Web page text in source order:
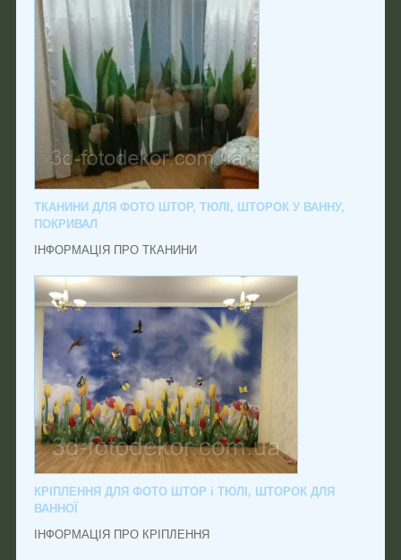
ТКАНИНИ ДЛЯ ФОТО ШТОР, ТЮЛІ, ШТОРОК У ВАННУ,
ПОКРИВАЛ
ІНФОРМАЦІЯ ПРО ТКАНИНИ
КРІПЛЕННЯ ДЛЯ ФОТО ШТОР і ТЮЛІ, ШТОРОК ДЛЯ
ВАННОЇ
ІНФОРМАЦІЯ ПРО КРІПЛЕННЯ